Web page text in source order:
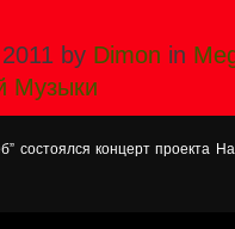
by Dimon in
Музыки
состоялся концерт проекта